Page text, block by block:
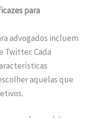
para
advogados incluem
Twitter. Cada
aquelas que